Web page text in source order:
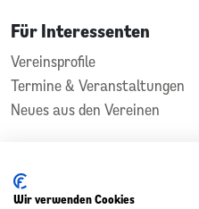
Für Interessenten
Vereinsprofile
Termine & Veranstaltungen
Neues aus den Vereinen
In Zusammenarbeit
Wir verwenden Cookies